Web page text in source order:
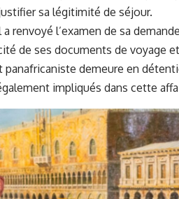
sa légitimité de séjour.
renvoyé l’examen de sa
de ses documents de voyage
demeure en
impliqués dans cette